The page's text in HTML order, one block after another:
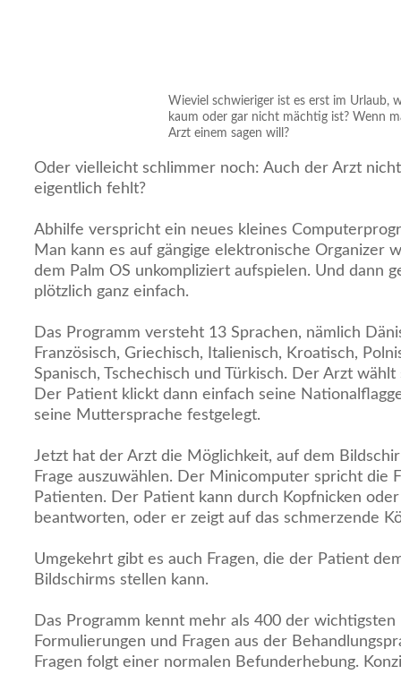
Wieviel schwieriger ist es erst im Urlaub,
kaum oder gar nicht mächtig ist? Wenn
Arzt einem sagen will?
Oder vielleicht schlimmer noch: Auch der Arzt
eigentlich fehlt?
Abhilfe verspricht ein neues kleines
Man kann es auf gängige elektronische Organizer
dem Palm OS unkompliziert aufspielen. Und dann
plötzlich ganz einfach.
Das Programm versteht 13 Sprachen, nämlich
Französisch, Griechisch, Italienisch, Kroatisch,
Spanisch, Tschechisch und Türkisch. Der Arzt
Der Patient klickt dann einfach seine
seine Muttersprache festgelegt.
Jetzt hat der Arzt die Möglichkeit, auf dem
Frage auszuwählen. Der Minicomputer spricht die
Patienten. Der Patient kann durch Kopfnicken
beantworten, oder er zeigt auf das schmerzende
Umgekehrt gibt es auch Fragen, die der Patient
Bildschirms stellen kann.
Das Programm kennt mehr als 400 der wichtigsten
Formulierungen und Fragen aus der
Fragen folgt einer normalen Befunderhebung.